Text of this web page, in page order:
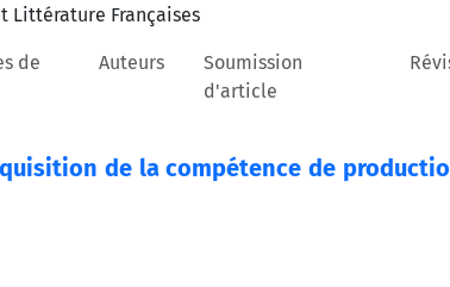
de
Auteurs
Soumission
d'article
de la compétence de